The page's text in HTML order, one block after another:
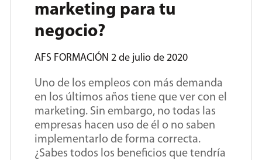
marketing para tu
negocio?
AFS FORMACIÓN 2 de julio de 2020
Uno de los empleos con más demanda
en los últimos años tiene que ver con el
marketing. Sin embargo, no todas las
empresas hacen uso de él o no saben
implementarlo de forma correcta.
¿Sabes todos los beneficios que tendría